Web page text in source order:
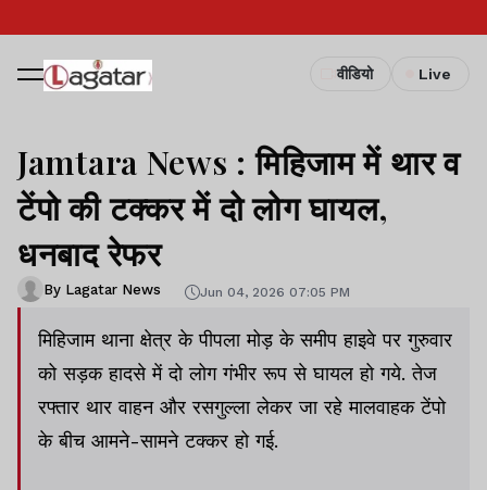
वीडियो Live
Jamtara News : मिहिजाम में थार व
टेंपो की टक्कर में दो लोग घायल,
धनबाद रेफर
By Lagatar News Jun 04, 2026 07:05 PM
मिहिजाम थाना क्षेत्र के पीपला मोड़ के समीप हाइवे पर गुरुवार
को सड़क हादसे में दो लोग गंभीर रूप से घायल हो गये. तेज
रफ्तार थार वाहन और रसगुल्ला लेकर जा रहे मालवाहक टेंपो
के बीच आमने-सामने टक्कर हो गई.